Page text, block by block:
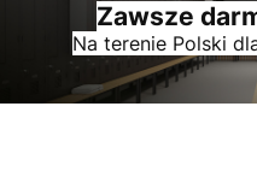
Zawsze
Na terenie Polski